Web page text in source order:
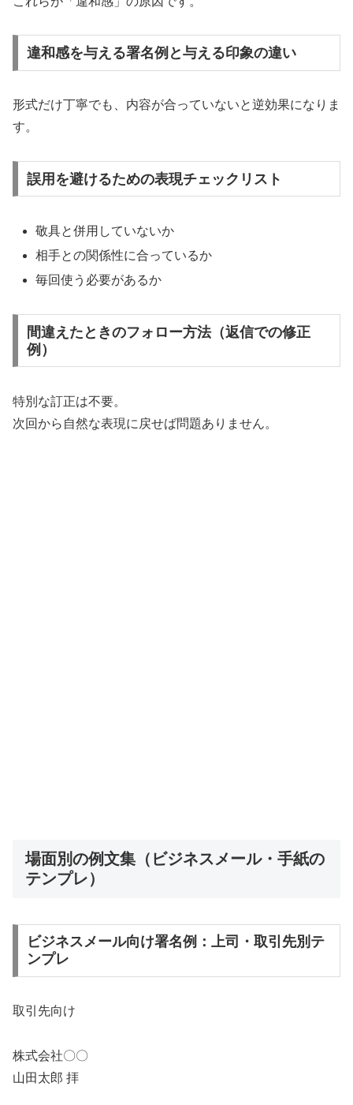
違和感を与える署名例と与える印象の違い
形式だけ丁寧でも、内容が合っていないと逆効果になりま
す。
誤用を避けるための表現チェックリスト
敬具と併用していないか
相手との関係性に合っているか
毎回使う必要があるか
間違えたときのフォロー方法（返信での修正
例）
特別な訂正は不要。
次回から自然な表現に戻せば問題ありません。
場面別の例文集（ビジネスメール・手紙の
テンプレ）
ビジネスメール向け署名例：上司・取引先別テ
ンプレ
取引先向け
株式会社〇〇
山田太郎 拝